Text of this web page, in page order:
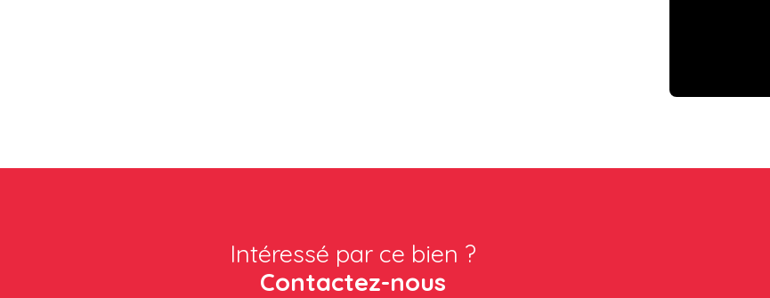
Intéressé par ce bien ?
Contactez-nous